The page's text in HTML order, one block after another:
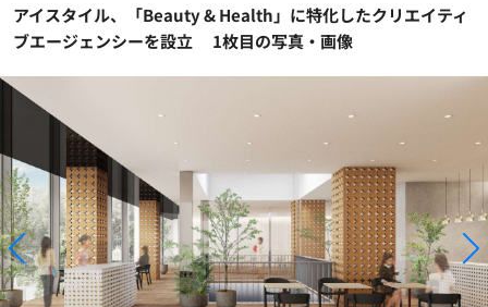
アイスタイル、「Beauty & Health」に特化したクリエイティ
ブエージェンシーを設立 1枚目の写真・画像